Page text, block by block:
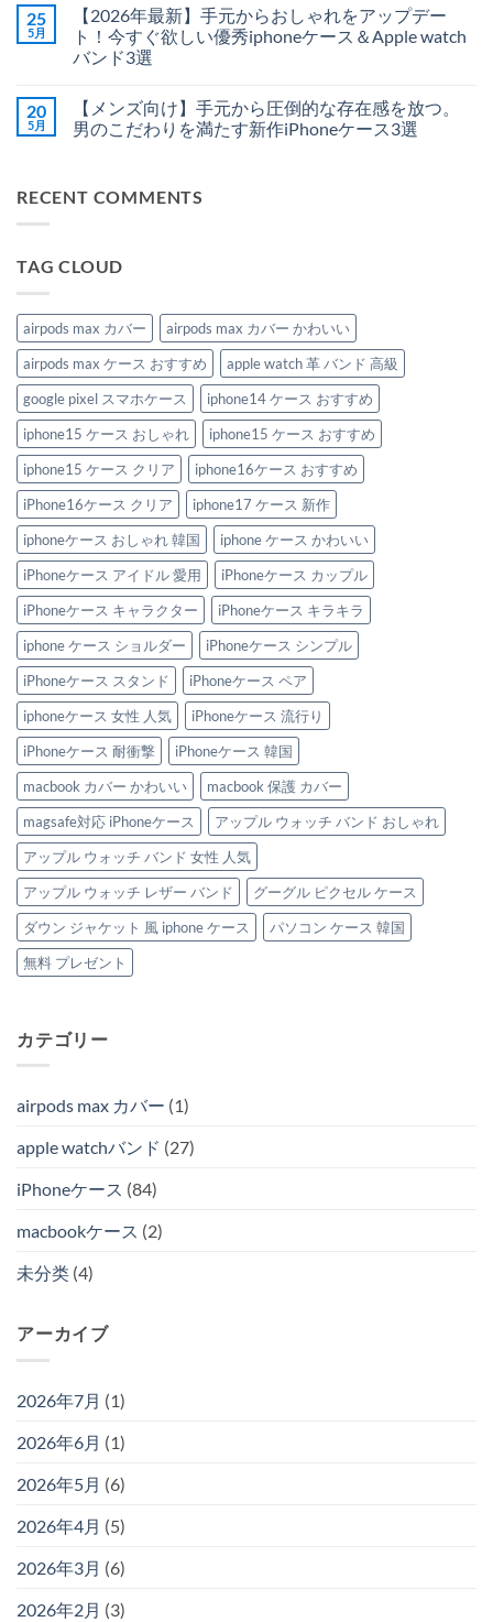
ド
＆
MagSafe
型
へ
大
人
の
選
3
へ
の
り
ま
せ
感
覚
で
る！
対
さ
な
し
げ
可
愛
い
ビ
ー
ズ
Apple
Watch
バ
ン
ド
特
集
へ
の
ト
は
ま
せ
25
5月
【2026年最新】手元からおしゃれをアップデー
ト！今すぐ欲しい優秀iphoneケース＆Apple watch
バンド3選
新】
手
お
し
ア
ト！
今
す
ぐ
欲
し
い
優
秀
iphone
ケ
ー
ス
＆
Apple
watch
バ
ン
ド
3
選
の
ト
は
り
20
5月
【メンズ向け】手元から圧倒的な存在感を放つ。
男のこだわりを満たす新作iPhoneケース3選
向
け】
ら
存
在
感
を
放
つ。
男
の
こ
だ
わ
り
を
満
た
す
新
作
iPhone
ケ
ー
3
選
へ
の
ト
り
RECENT COMMENTS
TAG CLOUD
airpods max カバー
airpods max カバー かわいい
airpods max ケース おすすめ
apple watch 革 バンド 高級
google pixel スマホケース
iphone14 ケース おすすめ
iphone15 ケース おしゃれ
iphone15 ケース おすすめ
iphone15 ケース クリア
iphone16ケース おすすめ
iPhone16ケース クリア
iphone17 ケース 新作
iphoneケース おしゃれ 韓国
iphone ケース かわいい
iPhoneケース アイドル 愛用
iPhoneケース カップル
iPhoneケース キャラクター
iPhoneケース キラキラ
iphone ケース ショルダー
iPhoneケース シンプル
iPhoneケース スタンド
iPhoneケース ペア
iphoneケース 女性 人気
iPhoneケース 流行り
iPhoneケース 耐衝撃
iPhoneケース 韓国
macbook カバー かわいい
macbook 保護 カバー
magsafe対応 iPhoneケース
アップル ウォッチ バンド おしゃれ
アップル ウォッチ バンド 女性 人気
アップル ウォッチ レザー バンド
グーグル ピクセル ケース
ダウン ジャケット 風 iphone ケース
パソコン ケース 韓国
無料 プレゼント
カテゴリー
airpods max カバー (1)
apple watchバンド (27)
iPhoneケース (84)
macbookケース (2)
未分类 (4)
アーカイブ
2026年7月 (1)
2026年6月 (1)
2026年5月 (6)
2026年4月 (5)
2026年3月 (6)
2026年2月 (3)